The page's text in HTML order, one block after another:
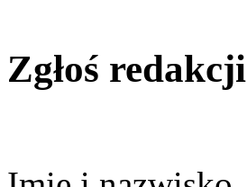
Zgłoś redakcji